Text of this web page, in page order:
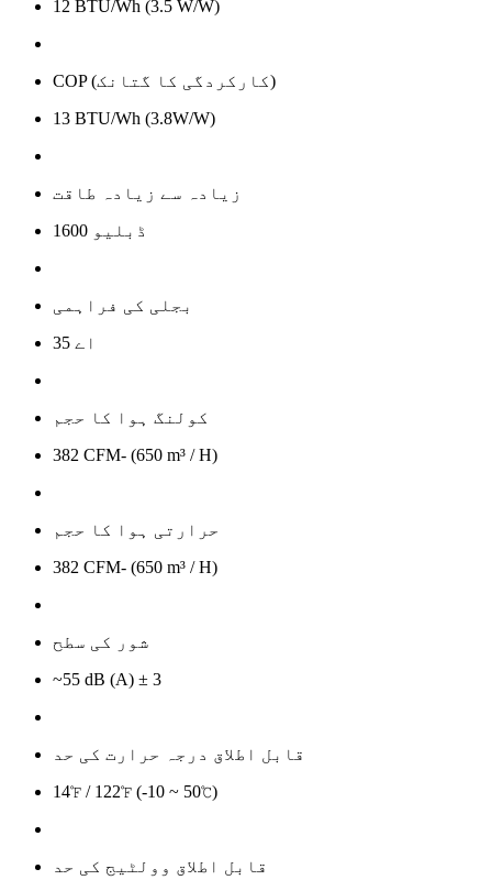
12 BTU/Wh (3.5 W/W)
COP (کارکردگی کا گتانک)
13 BTU/Wh (3.8W/W)
زیادہ سے زیادہ طاقت
1600 ڈبلیو
بجلی کی فراہمی
35 اے
کولنگ ہوا کا حجم
382 CFM- (650 m³ / H)
حرارتی ہوا کا حجم
382 CFM- (650 m³ / H)
شور کی سطح
~55 dB (A) ± 3
قابل اطلاق درجہ حرارت کی حد
14℉ / 122℉ (-10 ~ 50℃)
قابل اطلاق وولٹیج کی حد